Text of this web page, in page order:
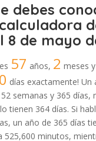
debes
8 de mayo
57 años, 2 meses y
días exactamente! Un
semanas y 365 días,
tienen 364 días. Si
un año de 365 días
525,600 minutos,